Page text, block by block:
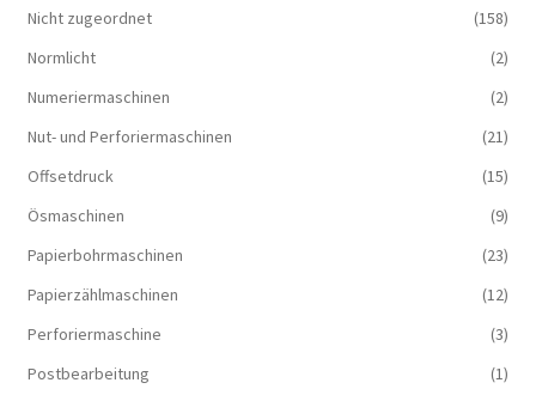
Nicht zugeordnet
(158)
Normlicht
(2)
Numeriermaschinen
(2)
Nut- und Perforiermaschinen
(21)
Offsetdruck
(15)
Ösmaschinen
(9)
Papierbohrmaschinen
(23)
Papierzählmaschinen
(12)
Perforiermaschine
(3)
Postbearbeitung
(1)